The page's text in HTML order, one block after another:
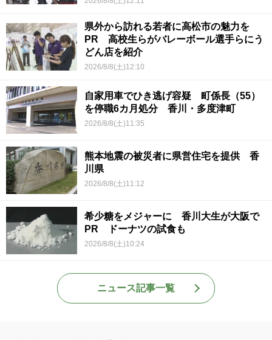
県外から訪れる若者に高松市の魅力を
PR 高校生らがバレーボール選手らにう
どん店を紹介
2026/8/8(土)12:10
自家用車でひき逃げ容疑 町係長（55）
を停職6カ月処分 香川・多度津町
2026/8/8(土)11:35
熊本地震の被災者に県営住宅を提供 香
川県
2026/8/8(土)11:12
希少糖をメジャーに 香川大生が大阪で
PR ドーナツの試食も
2026/8/8(土)10:24
ニュース記事一覧